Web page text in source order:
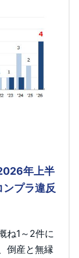
年上半
プラ違反
ね1～2件に
倒産と無縁